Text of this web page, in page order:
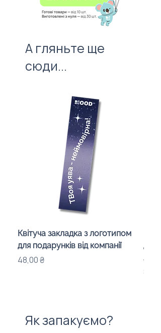
А гляньте ще
сюди...
Квітуча закладка з логотипом
для подарунків від компанії
Ціна
48,00 ₴
для
Ціна
Як запакуємо?